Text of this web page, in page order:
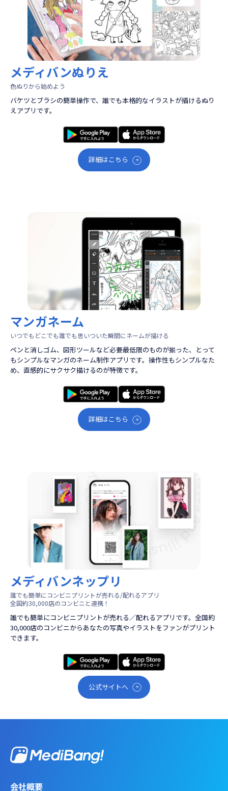
メディバンぬりえ
色ぬりから始めよう
バケツとブラシの簡単操作で、誰でも本格的なイラストが描けるぬり
えアプリです。
詳細はこちら
マンガネーム
いつでもどこでも誰でも思いついた瞬間にネームが描ける
ペンと消しゴム、図形ツールなど必要最低限のものが揃った、とって
もシンプルなマンガのネーム制作アプリです。操作性もシンプルなた
め、直感的にサクサク描けるのが特徴です。
詳細はこちら
メディバンネップリ
誰でも簡単にコンビニプリントが売れる/配れるアプリ
全国約30,000店のコンビニと連携！
誰でも簡単にコンビニプリントが売れる／配れるアプリです。全国約
30,000店のコンビニからあなたの写真やイラストをファンがプリント
できます。
公式サイトへ
会社概要